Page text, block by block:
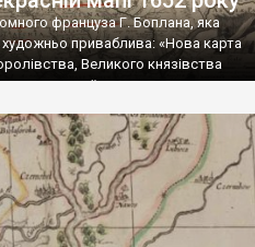
француза Г. Боплана, яка
художньо приваблива: «Нова карта
Великого князівства
та їх межами докладно
військовим архітектором і
доданий до книги 1652 року
nunc denuo recognita et […]